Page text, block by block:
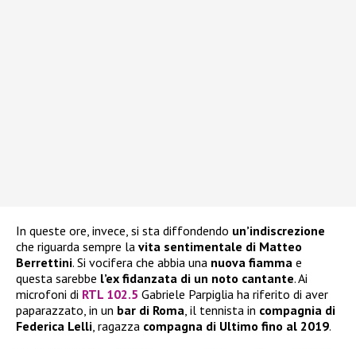
In queste ore, invece, si sta diffondendo un’indiscrezione
che riguarda sempre la vita sentimentale di Matteo
Berrettini. Si vocifera che abbia una nuova fiamma e
questa sarebbe l’ex fidanzata di un noto cantante. Ai
microfoni di RTL 102.5 Gabriele Parpiglia ha riferito di aver
paparazzato, in un bar di Roma, il tennista in compagnia di
Federica Lelli, ragazza compagna di Ultimo fino al 2019.